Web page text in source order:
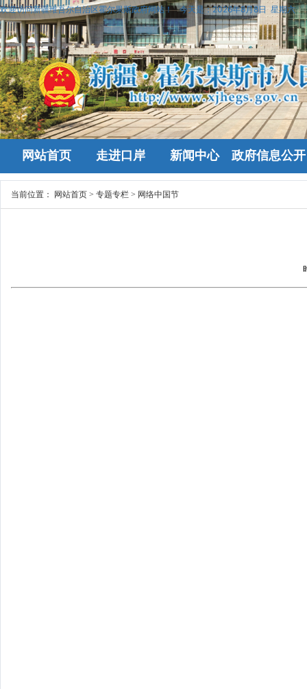
欢迎访问新疆维吾尔自治区霍尔果斯政府网站！ 今天是：2026年8月8日 星期六
网站首页 走进口岸 新闻中心 政府信息公开
当前位置： 网站首页 > 专题专栏 > 网络中国节